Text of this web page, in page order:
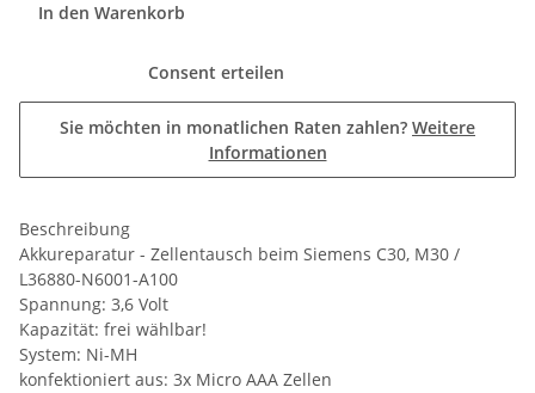
In den Warenkorb
Consent erteilen
Sie möchten in monatlichen Raten zahlen? Weitere
Informationen
Beschreibung
Akkureparatur - Zellentausch beim Siemens C30, M30 /
L36880-N6001-A100
Spannung: 3,6 Volt
Kapazität: frei wählbar!
System: Ni-MH
konfektioniert aus: 3x Micro AAA Zellen